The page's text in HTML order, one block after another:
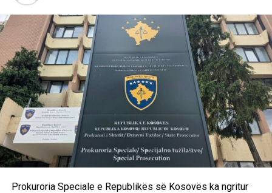
Prokuroria Speciale e Republikës së Kosovës ka ngritur